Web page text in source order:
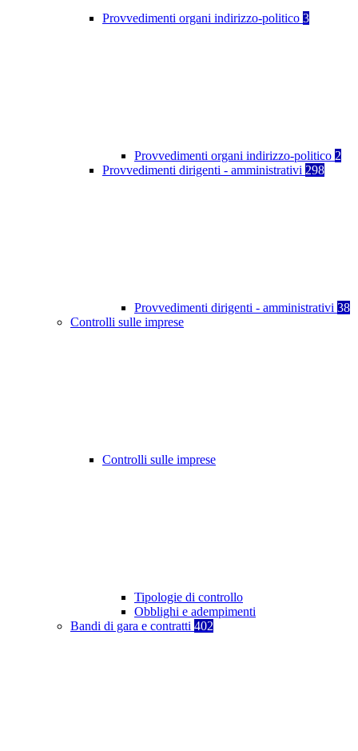
Provvedimenti organi indirizzo-politico 3
Provvedimenti organi indirizzo-politico 2
Provvedimenti dirigenti - amministrativi 298
Provvedimenti dirigenti - amministrativi 38
Controlli sulle imprese
Controlli sulle imprese
Tipologie di controllo
Obblighi e adempimenti
Bandi di gara e contratti 402